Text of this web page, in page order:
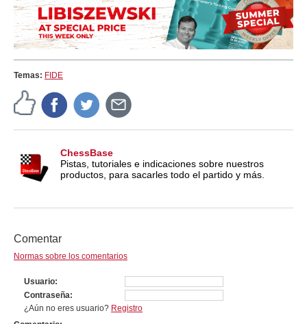
Temas: FIDE
ChessBase
Pistas, tutoriales e indicaciones sobre nuestros
productos, para sacarles todo el partido y más.
Comentar
Normas sobre los comentarios
Usuario
Contraseña
¿Aún no eres usuario? Registro